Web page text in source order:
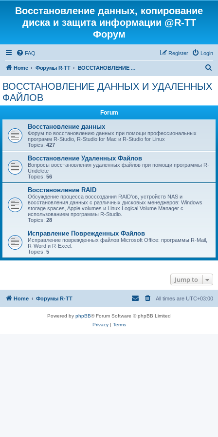
Восстановление данных, копирование
диска и защита информации @R-TT
Форум
FAQ Login
Register
Home Форумы R-TT ВОССТАНОВЛЕНИЕ ДАННЫХ И УДАЛЕННЫХ ФАЙЛОВ
ВОССТАНОВЛЕНИЕ ДАННЫХ И УДАЛЕННЫХ
ФАЙЛОВ
Forum
Восстановление данных
Форум по восстановлению данных при помощи профессиональных
программ R-Studio, R-Studio for Mac и R-Studio for Linux
Topics: 427
Восстановление Удаленных Файлов
Вопросы восстановления удаленных файлов при помощи программы R-
Undelete
Topics: 56
Восстановление RAID
Обсуждение процесса воссоздания RAID'ов, устройств NAS и
восстановления данных с различных дисковых менеджеров: Windows
storage spaces, Apple volumes и Linux Logical Volume Manager с
использованием программы R-Studio.
Topics: 28
Исправление Поврежденных Файлов
Исправление поврежденных файлов Microsoft Office: программы R-Mail,
R-Word и R-Excel.
Topics: 5
Jump to
Home Форумы R-TT All times are UTC+03:00
Powered by phpBB® Forum Software © phpBB Limited
Privacy| Terms